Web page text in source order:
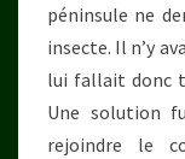
péninsule ne
insecte. Il n’y
lui fallait donc
Une solution
rejoindre le